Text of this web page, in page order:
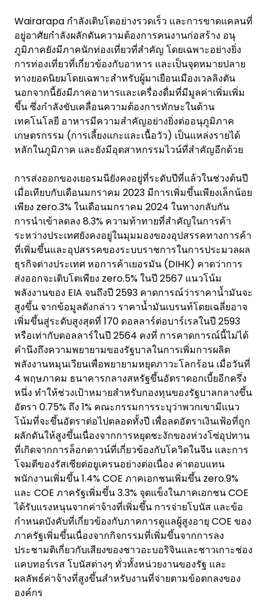
Wairarapa กำลังเติบโตอย่างรวดเร็ว และการขาดแคลนที่
อยู่อาศัยกำลังผลักดันความต้องการคนงานก่อสร้าง อนุ
ภูมิภาคยังมีภาคนักท่องเที่ยวที่สำคัญ โดยเฉพาะอย่างยิ่ง
การท่องเที่ยวที่เกี่ยวข้องกับอาหาร และเป็นจุดหมายปลาย
ทางยอดนิยมโดยเฉพาะสำหรับผู้มาเยือนเมืองเวลลิงตัน
นอกจากนี้ยังมีภาคอาหารและเครื่องดื่มที่มีมูลค่าเพิ่มเพิ่ม
ขึ้น ซึ่งกำลังขับเคลื่อนความต้องการทักษะในด้าน
เทคโนโลยี อาหารมีความสำคัญอย่างยิ่งต่ออนุภูมิภาค
เกษตรกรรม (การเลี้ยงแกะและเนื้อวัว) เป็นแหล่งรายได้
หลักในภูมิภาค และยังมีอุตสาหกรรมไวน์ที่สำคัญอีกด้วย
การส่งออกของเยอรมนียังคงอยู่ที่ระดับปีที่แล้วในช่วงต้นปี
เมื่อเทียบกับเดือนมกราคม 2023 มีการเพิ่มขึ้นเพียงเล็กน้อย
เพียง zero.3% ในเดือนมกราคม 2024 ในทางกลับกัน
การนำเข้าลดลง 8.3% ความท้าทายที่สำคัญในการค้า
ระหว่างประเทศยังคงอยู่ในมุมมองของอุปสรรคทางการค้า
ที่เพิ่มขึ้นและอุปสรรคของระบบราชการในการประมวลผล
ธุรกิจต่างประเทศ หอการค้าเยอรมัน (DIHK) คาดว่าการ
ส่งออกจะเติบโตเพียง zero.5% ในปี 2567 แนวโน้ม
พลังงานของ EIA จนถึงปี 2593 คาดการณ์ว่าราคาน้ำมันจะ
สูงขึ้น จากข้อมูลดังกล่าว ราคาน้ำมันเบรนท์โดยเฉลี่ยอาจ
เพิ่มขึ้นสู่ระดับสูงสุดที่ 170 ดอลลาร์ต่อบาร์เรลในปี 2593
หรือเท่ากับดอลลาร์ในปี 2564 คงที่ การคาดการณ์นี้ไม่ได้
คำนึงถึงความพยายามของรัฐบาลในการเพิ่มการผลิต
พลังงานหมุนเวียนเพื่อพยายามหยุดภาวะโลกร้อน เมื่อวันที่
4 พฤษภาคม ธนาคารกลางสหรัฐขึ้นอัตราดอกเบี้ยอีกครึ่ง
หนึ่ง ทำให้ช่วงเป้าหมายสำหรับกองทุนของรัฐบาลกลางขึ้น
อัตรา 0.75% ถึง 1% คณะกรรมการระบุว่าพวกเขามีแนว
โน้มที่จะขึ้นอัตราต่อไปตลอดทั้งปี เพื่อลดอัตราเงินเฟ้อที่ถูก
ผลักดันให้สูงขึ้นเนื่องจากการหยุดชะงักของห่วงโซ่อุปทาน
ที่เกิดจากการล็อกดาวน์ที่เกี่ยวข้องกับโควิดในจีน และการ
โจมตีของรัสเซียต่อยูเครนอย่างต่อเนื่อง ค่าตอบแทน
พนักงานเพิ่มขึ้น 1.4% COE ภาคเอกชนเพิ่มขึ้น zero.9%
และ COE ภาครัฐเพิ่มขึ้น 3.3% จุดแข็งในภาคเอกชน COE
ได้รับแรงหนุนจากค่าจ้างที่เพิ่มขึ้น การจ่ายโบนัส และข้อ
กำหนดบังคับที่เกี่ยวข้องกับภาคการดูแลผู้สูงอายุ COE ของ
ภาครัฐเพิ่มขึ้นเนื่องจากกิจกรรมที่เพิ่มขึ้นจากการลง
ประชามติเกี่ยวกับเสียงของชาวอะบอริจินและชาวเกาะช่อง
แคบทอร์เรส โบนัสต่างๆ ทั่วทั้งหน่วยงานของรัฐ และ
ผลลัพธ์ค่าจ้างที่สูงขึ้นสำหรับงานที่จ่ายตามข้อตกลงของ
องค์กร